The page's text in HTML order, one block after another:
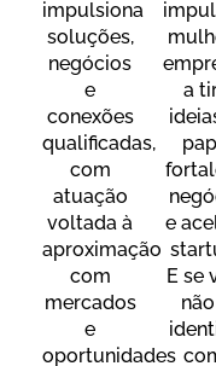
impulsiona
soluções,
negócios
e
conexões
qualificadas,
com
atuação
voltada à
aproximação
com
mercados
e
oportunidades
a
e
E se